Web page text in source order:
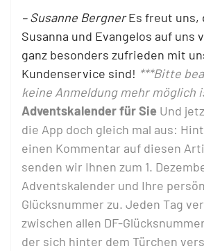
– Susanne BergnerEs freut uns,
Susanna und Evangelos auf uns
ganz besonders zufrieden mit
Kundenservice sind! ***Bitte
keine Anmeldung mehr möglich
Adventskalender für Sie Und
die App doch gleich mal aus:
einen Kommentar auf diesen
senden wir Ihnen zum 1.
Adventskalender und Ihre
Glücksnummer zu. Jeden Tag
zwischen allen DF-
der sich hinter dem Türchen